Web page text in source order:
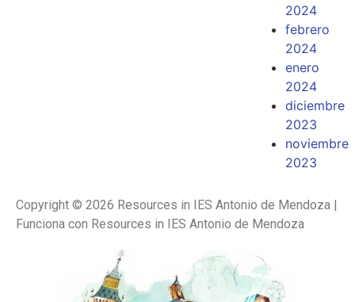
2024
febrero
2024
enero
2024
diciembre
2023
noviembre
2023
Copyright © 2026 Resources in IES Antonio de Mendoza |
Funciona con Resources in IES Antonio de Mendoza